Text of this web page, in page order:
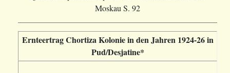
Moskau S. 92
Ernteertrag Chortiza Kolonie in den Jahren 1924-26 in
Pud/Desjatine*